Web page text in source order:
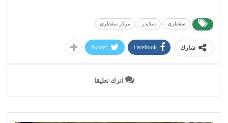
سقطرى سلايدر مركز سقطرى
شارك Facebook
Twitter
اترك تعليقا